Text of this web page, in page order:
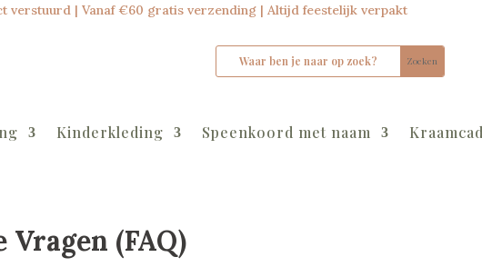
verstuurd | Vanaf €60 gratis verzending | Altijd feestelijk verpakt
Kinderkleding Speenkoord met naam
Vragen (FAQ)